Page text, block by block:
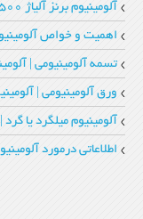
آلومینیوم برنز آلیاژ C95500
اهمیت و خواص
تسمه آلومینیومی |
ورق آلومینیومی |
آلومینیوم میلگرد یا
اطلاعاتی درمورد